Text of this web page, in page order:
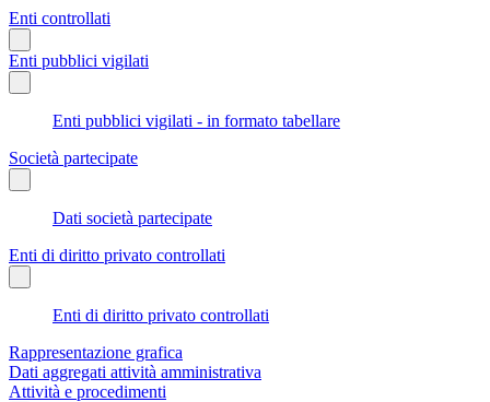
Enti controllati
Enti pubblici vigilati
Enti pubblici vigilati - in formato tabellare
Società partecipate
Dati società partecipate
Enti di diritto privato controllati
Enti di diritto privato controllati
Rappresentazione grafica
Dati aggregati attività amministrativa
Attività e procedimenti